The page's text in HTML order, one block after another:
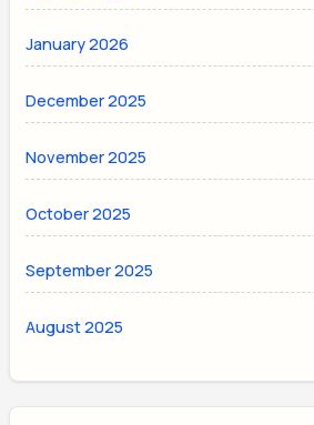
January 2026
December 2025
November 2025
October 2025
September 2025
August 2025